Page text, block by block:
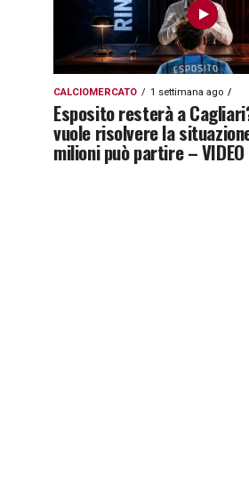
CALCIOMERCATO 1 settimana ago
Esposito resterà a
vuole risolvere la
milioni può partire – VIDEO